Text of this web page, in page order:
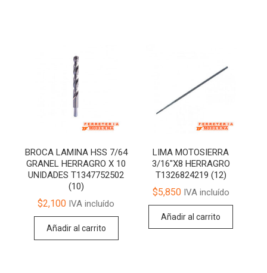
BROCA LAMINA HSS 7/64
GRANEL HERRAGRO X 10
UNIDADES T1347752502
(10)
$2,100 IVA incluído
Añadir al carrito
LIMA MOTOSIERRA
3/16″X8 HERRAGRO
T1326824219 (12)
$5,850IVA incluído
Añadir al carrito